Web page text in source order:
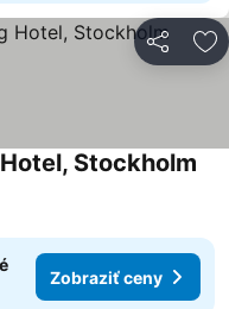
Zdieľať
Stockholm
Zobraziť ceny